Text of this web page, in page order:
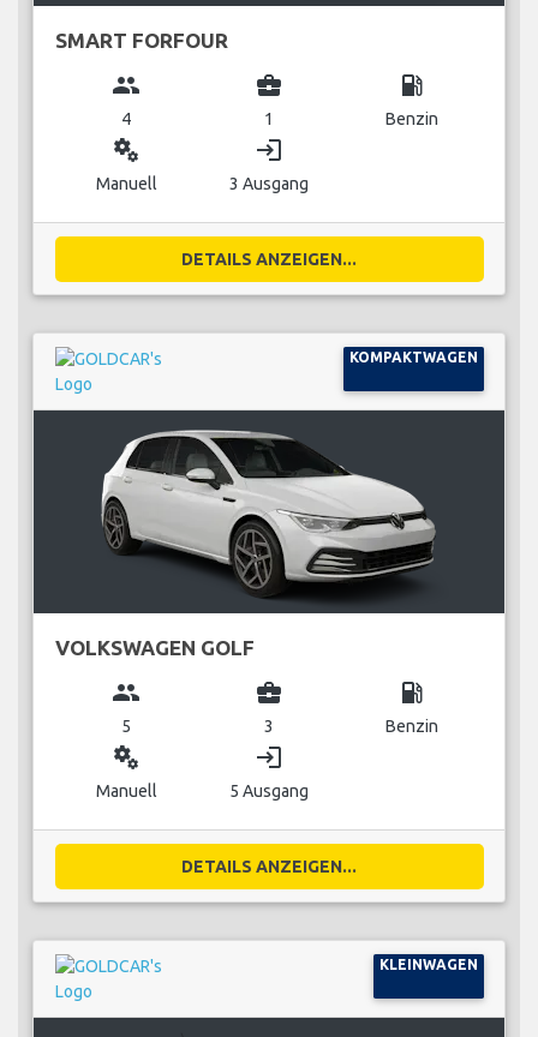
SMART FORFOUR
group
4
business_center
1
local_gas_station
Benzin
miscellaneous_services
Manuell
login
3 Ausgang
DETAILS ANZEIGEN...
KOMPAKTWAGEN
VOLKSWAGEN GOLF
group
5
business_center
3
local_gas_station
Benzin
miscellaneous_services
Manuell
login
5 Ausgang
DETAILS ANZEIGEN...
KLEINWAGEN